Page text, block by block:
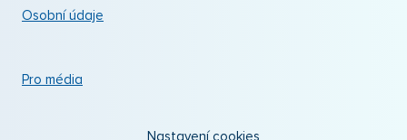
Osobní údaje
Pro média
Nastavení cookies